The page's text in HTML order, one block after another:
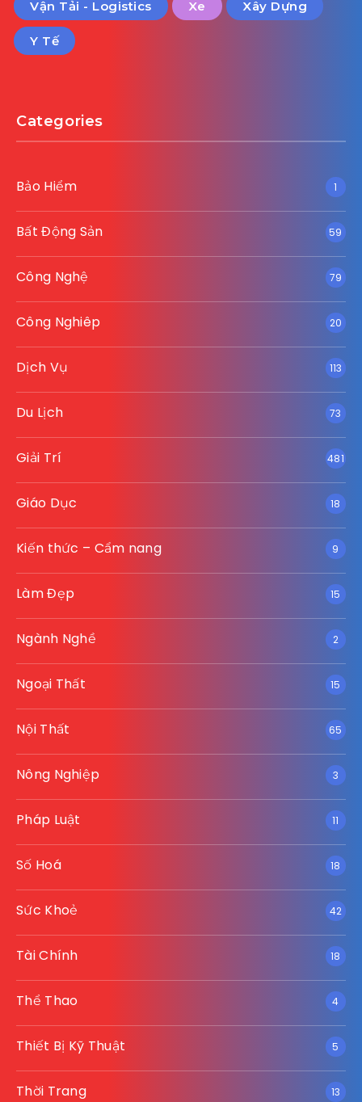
Vận Tải - Logistics Xe Xây Dựng
Y Tế
Categories
Bảo Hiểm 1
Bất Động Sản 59
Công Nghệ 79
Công Nghiêp 20
Dịch Vụ 113
Du Lịch 73
Giải Trí 481
Giáo Dục 18
Kiến thức – Cẩm nang 9
Làm Đẹp 15
Ngành Nghề 2
Ngoại Thất 15
Nội Thất 65
Nông Nghiệp 3
Pháp Luật 11
Số Hoá 18
Sức Khoẻ 42
Tài Chính 18
Thể Thao 4
Thiết Bị Kỹ Thuật 5
Thời Trang 13